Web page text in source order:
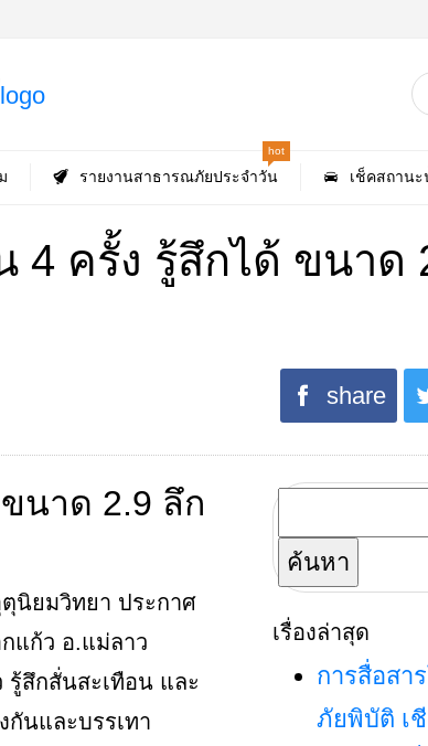
รายงานสาธารณภัยประจำวัน
hot
เช็คสถาน
4 ครั้ง รู้สึกได้ ขนาด
share
นาด 2.9 ลึก
ตุนิยมวิทยา ประกาศ
แก้ว อ.แม่ลาว
สึกสั่นสะเทือน และ
นและบรรเทา
ค้นหา
สำหรับ:
เรื่องล่าสุด
การสื่อส
ภัยพิบัติ เ